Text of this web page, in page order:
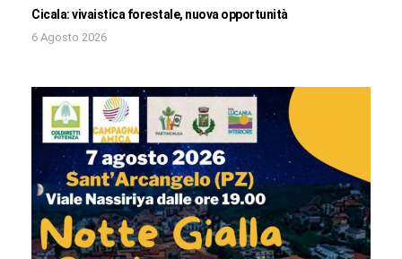
Cicala: vivaistica forestale, nuova opportunità
6 Agosto 2026